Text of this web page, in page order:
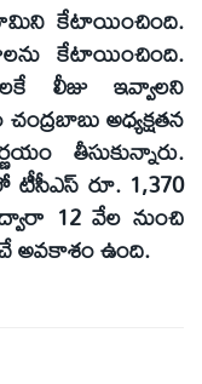
కేటాయించింది.
కేటాయించింది.
లీజు ఇవ్వాలని
అధ్యక్షతన
తీసుకున్నారు.
రూ. 1,370
12 వేల నుంచి
అవకాశం ఉంది.